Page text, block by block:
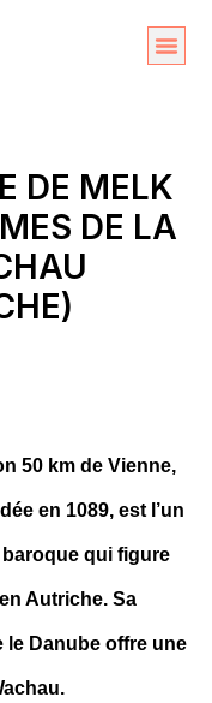
DE MELK
DE LA
50 km de Vienne,
en 1089, est l’un
baroque qui figure
Autriche. Sa
le Danube offre une